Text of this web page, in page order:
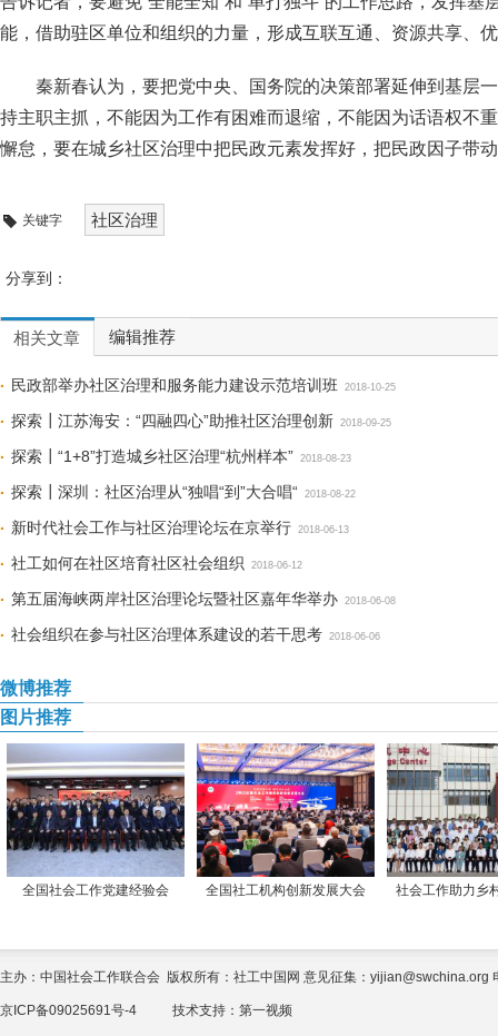
能，借助驻区单位和组织的力量，形成互联互通、资源共享、
秦新春认为，要把党中央、国务院的决策部署延伸到基层
持主职主抓，不能因为工作有困难而退缩，不能因为话语权不
懈怠，要在城乡社区治理中把民政元素发挥好，把民政因子带
关键字 社区治理
分享到：
相关文章 编辑推荐
民政部举办社区治理和服务能力建设示范培训班 2018-10-25
探索┃江苏海安：“四融四心”助推社区治理创新 2018-09-25
探索┃“1+8”打造城乡社区治理“杭州样本” 2018-08-23
探索┃深圳：社区治理从“独唱“到”大合唱“ 2018-08-22
新时代社会工作与社区治理论坛在京举行 2018-06-13
社工如何在社区培育社区社会组织 2018-06-12
第五届海峡两岸社区治理论坛暨社区嘉年华举办 2018-06-08
社会组织在参与社区治理体系建设的若干思考 2018-06-06
微博推荐
图片推荐
全国社会工作党建经验会 全国社工机构创新发展大会 社会工作助力乡
主办：中国社会工作联合会 版权所有：社工中国网 意见征集：yijian@swchina.org
京ICP备09025691号-4 技术支持： 第一视频